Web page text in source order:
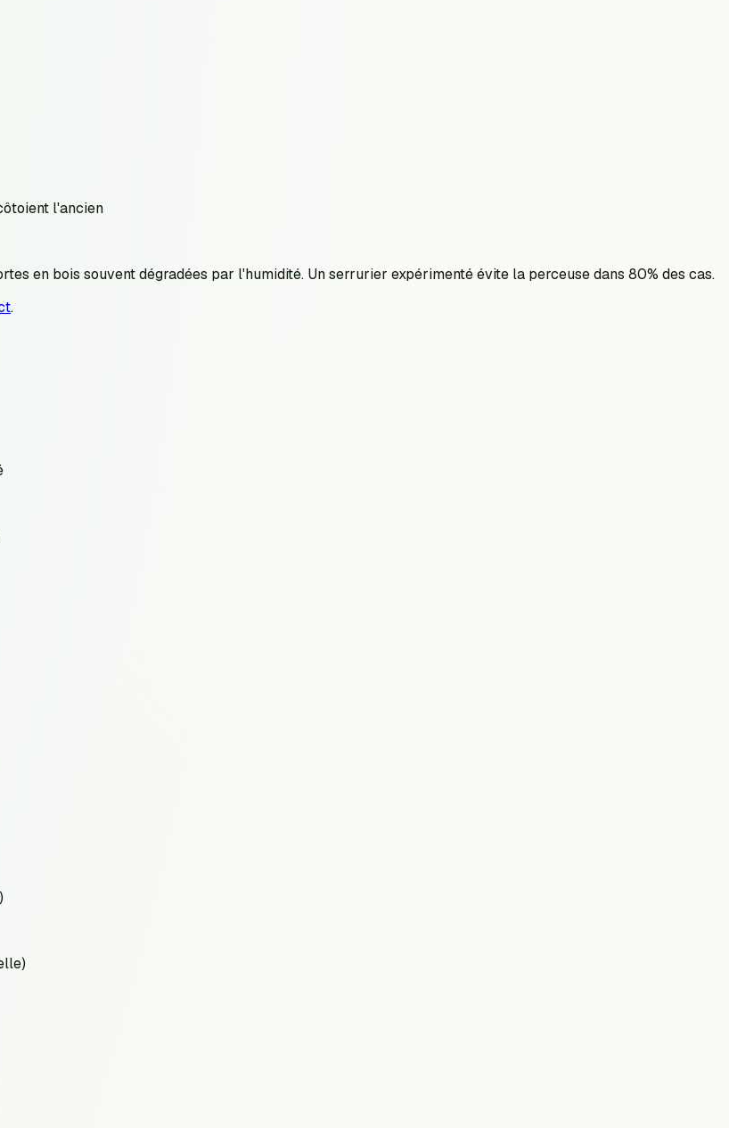
l'ancien
en bois souvent dégradées par l'humidité. Un serrurier expérimenté évite la perceuse dans 80% des cas.
.